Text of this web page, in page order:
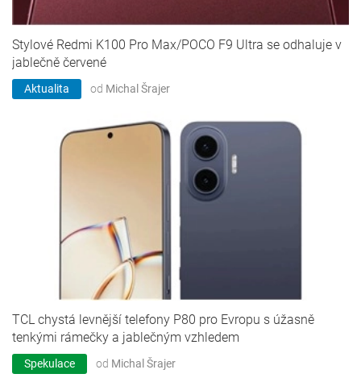
Stylové Redmi K100 Pro Max/POCO F9 Ultra se odhaluje v
jablečně červené
Aktualita od Michal Šrajer
TCL chystá levnější telefony P80 pro Evropu s úžasně
tenkými rámečky a jablečným vzhledem
Spekulace od Michal Šrajer